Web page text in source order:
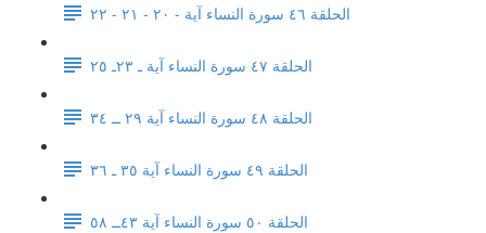
الحلقة ٤٦ سورة النساء آية - ٢٠ - ٢١ - ٢٢
الحلقة ٤٧ سورة النساء آية ـ ٢٣ـ ٢٥
الحلقة ٤٨ سورة النساء آية ٢٩ ــ ٣٤
الحلقة ٤٩ سورة النساء آية ٣٥ ـ ٣٦
الحلقة ٥٠ سورة النساء آية ٤٣ــ ٥٨